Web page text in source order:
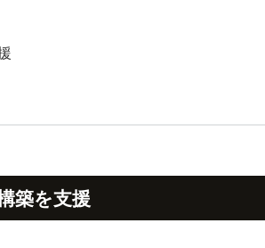
築を支援